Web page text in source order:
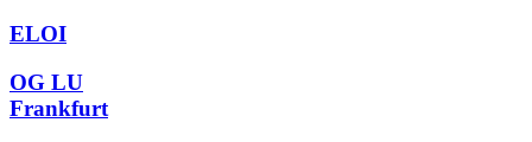
ELOI
OG LU
Frankfurt